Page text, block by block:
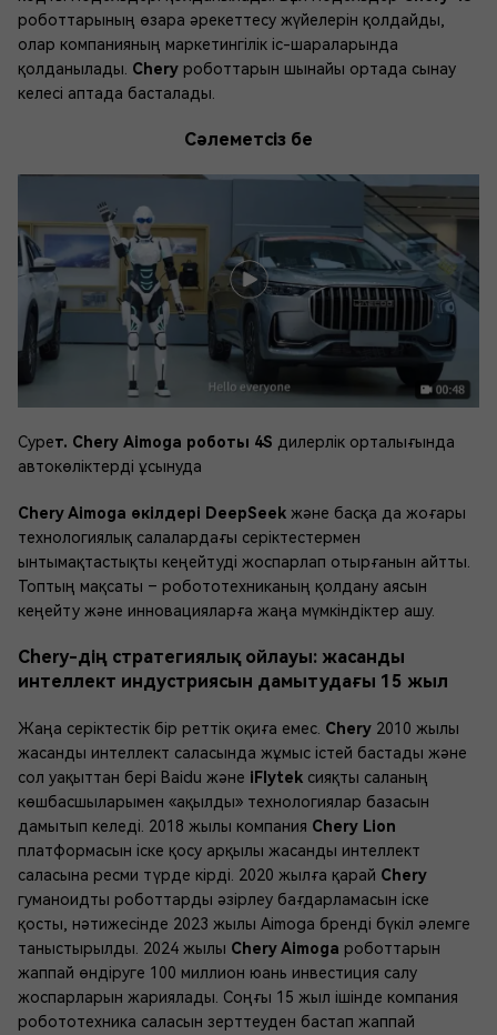
роботтарының өзара әрекеттесу жүйелерін қолдайды,
олар компанияның маркетингілік іс-шараларында
қолданылады. Chery роботтарын шынайы ортада сынау
келесі аптада басталады.
Сәлеметсіз бе
Сурет. Chery Аimoga роботы 4S дилерлік орталығында
автокөліктерді ұсынуда
Chery Aimoga өкілдері DeepSeek және басқа да жоғары
технологиялық салалардағы серіктестермен
ынтымақтастықты кеңейтуді жоспарлап отырғанын айтты.
Топтың мақсаты – робототехниканың қолдану аясын
кеңейту және инновацияларға жаңа мүмкіндіктер ашу.
Chery-дің стратегиялық ойлауы: жасанды
интеллект индустриясын дамытудағы 15 жыл
Жаңа серіктестік бір реттік оқиға емес. Chery 2010 жылы
жасанды интеллект саласында жұмыс істей бастады және
сол уақыттан бері Baidu және iFlytek сияқты саланың
көшбасшыларымен «ақылды» технологиялар базасын
дамытып келеді. 2018 жылы компания Chery Lion
платформасын іске қосу арқылы жасанды интеллект
саласына ресми түрде кірді. 2020 жылға қарай Chery
гуманоидты роботтарды әзірлеу бағдарламасын іске
қосты, нәтижесінде 2023 жылы Aimoga бренді бүкіл әлемге
таныстырылды. 2024 жылы Chery Aimoga роботтарын
жаппай өндіруге 100 миллион юань инвестиция салу
жоспарларын жариялады. Соңғы 15 жыл ішінде компания
робототехника саласын зерттеуден бастап жаппай